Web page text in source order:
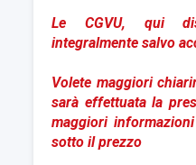
Le CGVU, qui
integralmente salvo
Volete maggiori
sarà effettuata la
maggiori
sotto il prezzo